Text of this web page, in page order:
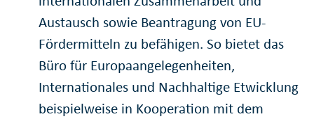
Austausch sowie Beantragung von EU-
Fördermitteln zu befähigen. So bietet das
Büro für Europaangelegenheiten,
Internationales und Nachhaltige Etwicklung
beispielweise in Kooperation mit dem